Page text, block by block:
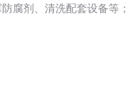
腐剂、清洗配套设备等；